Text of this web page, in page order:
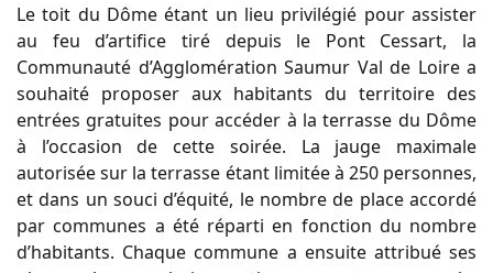
Le toit du Dôme étant un lieu privilégié pour assister
au feu d’artifice tiré depuis le Pont Cessart, la
Communauté d’Agglomération Saumur Val de Loire a
souhaité proposer aux habitants du territoire des
entrées gratuites pour accéder à la terrasse du Dôme
à l’occasion de cette soirée. La jauge maximale
autorisée sur la terrasse étant limitée à 250 personnes,
et dans un souci d’équité, le nombre de place accordé
par communes a été réparti en fonction du nombre
d’habitants. Chaque commune a ensuite attribué ses